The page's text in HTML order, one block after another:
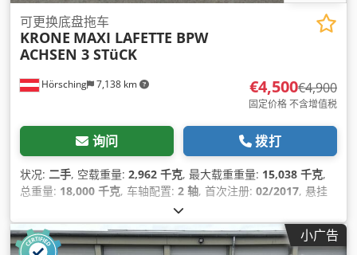
Hörsching 7,138 km
可更换底盘拖车
KRONE MAXI LAFETTE BPW
ACHSEN 3 STüCK
€4,500€4,900
固定价格 不含增值税
询问 拨打
状况: 二手, 空载重量: 2,962 千克, 最大载重重量: 15,038 千克,
总重量: 18,000 千克, 车轴配置: 2 轴, 首次注册: 02/2017, 悬挂
445/45/R19,5
(ABS),
小广告